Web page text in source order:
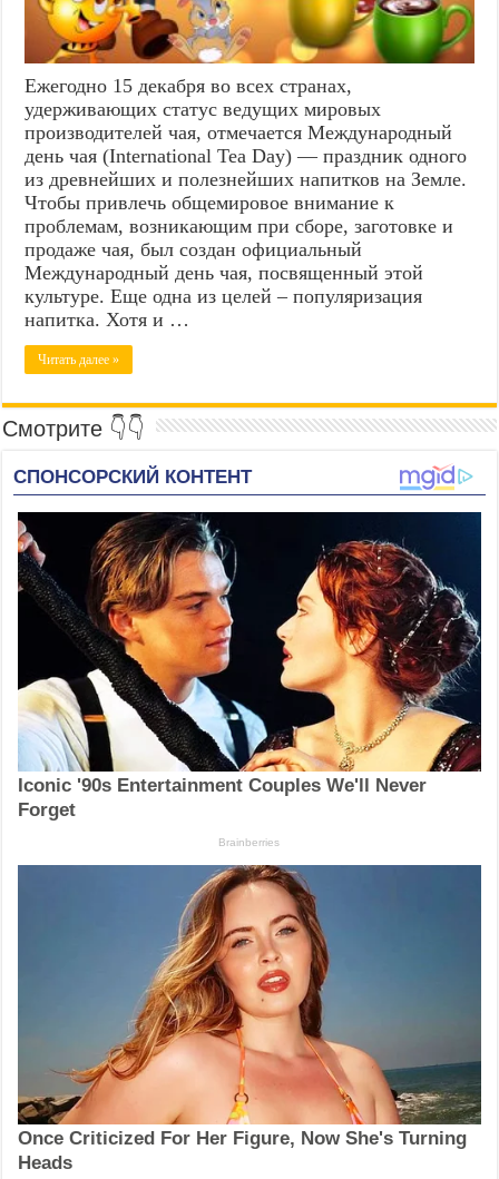
Ежегодно 15 декабря во всех странах,
удерживающих статус ведущих мировых
производителей чая, отмечается Международный
день чая (International Tea Day) — праздник одного
из древнейших и полезнейших напитков на Земле.
Чтобы привлечь общемировое внимание к
проблемам, возникающим при сборе, заготовке и
продаже чая, был создан официальный
Международный день чая, посвященный этой
культуре. Еще одна из целей – популяризация
напитка. Хотя и …
Читать далее »
Смотрите 👇👇